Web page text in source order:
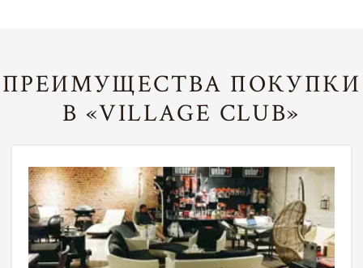
ПРЕИМУЩЕСТВА ПОКУПКИ
В «VILLAGE CLUB»